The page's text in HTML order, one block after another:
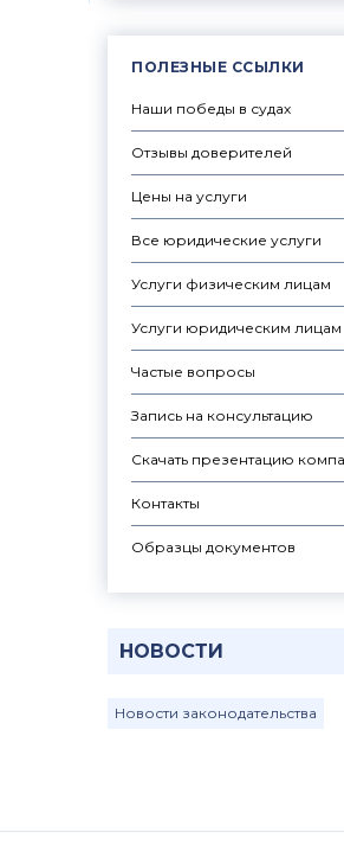
ПОЛЕЗНЫЕ ССЫЛКИ
Наши победы в судах
Отзывы доверителей
Цены на услуги
Все юридические услуги
Услуги физическим лицам
Услуги юридическим лицам
Частые вопросы
Запись на консультацию
Скачать презентацию
Контакты
Образцы документов
НОВОСТИ
Новости законодательства